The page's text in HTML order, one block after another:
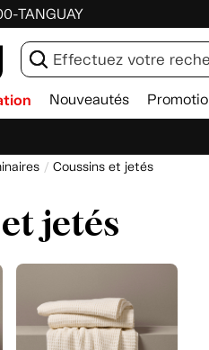
TANGUAY
Nouveautés
Coussins et jetés
jetés